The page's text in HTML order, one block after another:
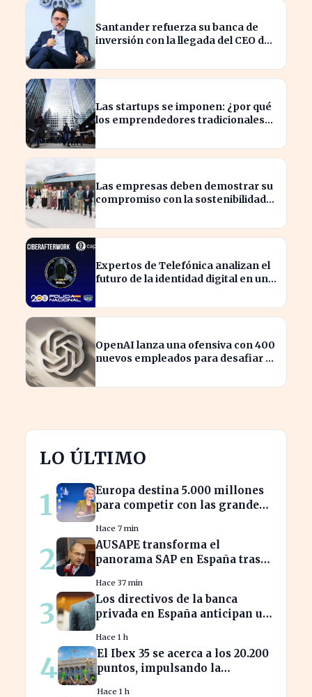
Santander refuerza su banca de
inversión con la llegada del CEO de
Las startups se imponen: ¿por qué
los emprendedores tradicionales
Las empresas deben demostrar su
compromiso con la sostenibilidad
Expertos de Telefónica analizan el
futuro de la identidad digital en un
OpenAI lanza una ofensiva con 400
nuevos empleados para desafiar a
LO ÚLTIMO
1
Europa destina 5.000 millones
para competir con las grandes
Hace 7 min
2
AUSAPE transforma el
panorama SAP en España tras
Hace 37 min
3
Los directivos de la banca
privada en España anticipan un
beneficios
Hace 1 h
4
El Ibex 35 se acerca a los 20.200
puntos, impulsando la
Hace 1 h